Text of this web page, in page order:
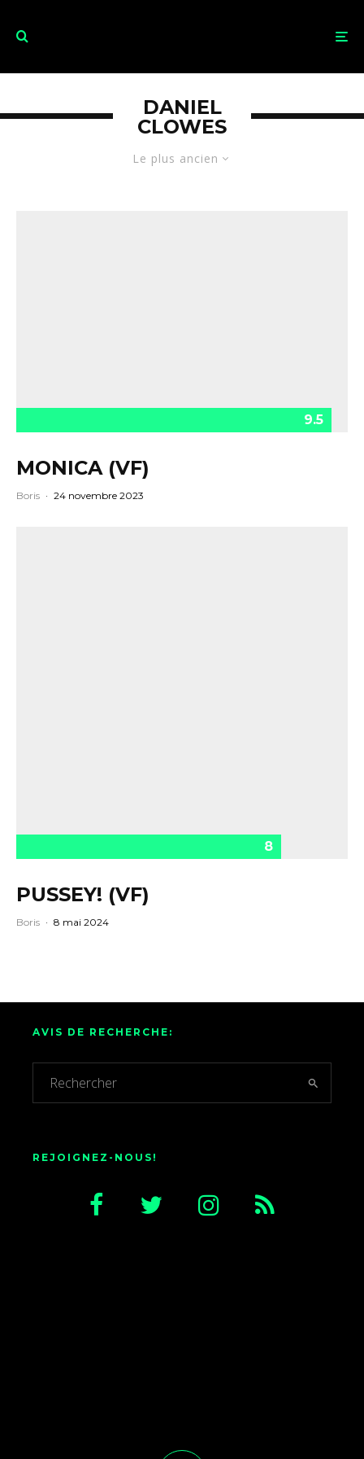
Le plus ancien
DANIEL
CLOWES
9.5
MONICA (VF)
Boris · 24 novembre 2023
8
PUSSEY! (VF)
Boris · 8 mai 2024
AVIS DE RECHERCHE:
REJOIGNEZ-NOUS!